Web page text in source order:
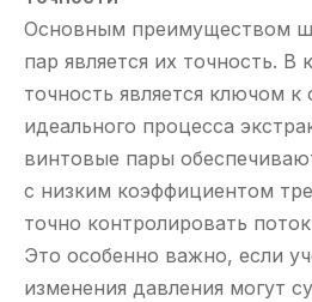
Основным преимуществом
пар является их точность. В
точность является ключом к
идеального процесса
винтовые пары
с низким коэффициентом
точно контролировать
Это особенно важно, если
изменения давления могут